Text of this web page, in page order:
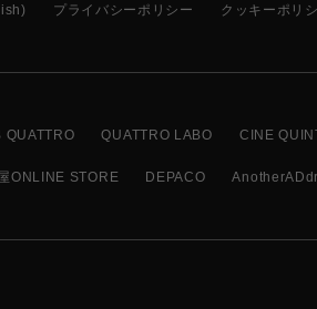
プライバシーポリシー クッキーポリ
QUATTRO QUATTRO LABO CINE
ONLINE STORE DEPACO